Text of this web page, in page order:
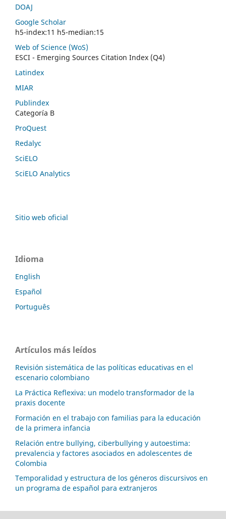
DOAJ
Google Scholar
h5-index:11 h5-median:15
Web of Science (WoS)
ESCI - Emerging Sources Citation Index (Q4)
Latindex
MIAR
Publindex
Categoría B
ProQuest
Redalyc
SciELO
SciELO Analytics
Sitio web oficial
Idioma
English
Español
Português
Artículos más leídos
Revisión sistemática de las políticas educativas en el
escenario colombiano
La Práctica Reflexiva: un modelo transformador de la
praxis docente
Formación en el trabajo con familias para la educación
de la primera infancia
Relación entre bullying, ciberbullying y autoestima:
prevalencia y factores asociados en adolescentes de
Colombia
Temporalidad y estructura de los géneros discursivos en
un programa de español para extranjeros